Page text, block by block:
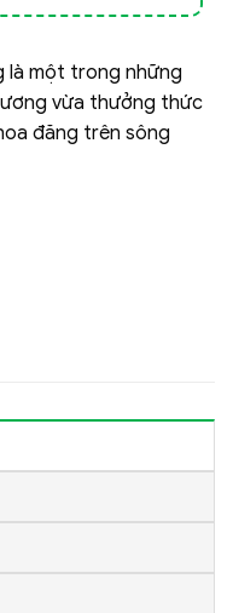
là một trong những
vừa thưởng thức
đăng trên sông